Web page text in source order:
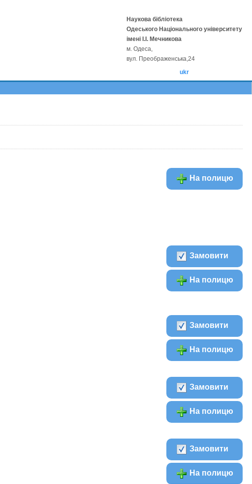
Наукова бібліотека
Одеського Національного університету
імені І.І. Мечникова
м. Одеса,
вул. Преображенська,24
ukr
На полицю
Замовити
На полицю
Замовити
На полицю
Замовити
На полицю
Замовити
На полицю